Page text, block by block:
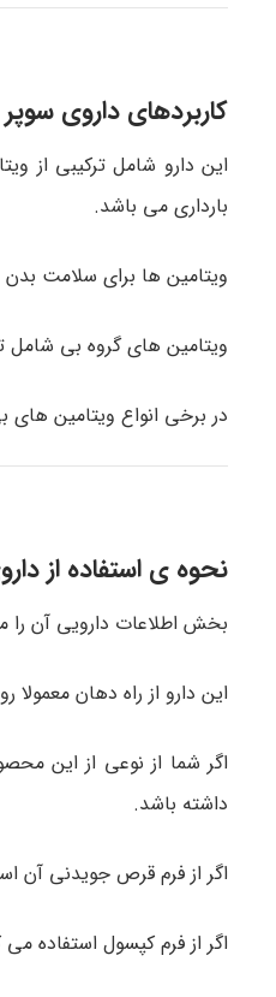
کاربردهای داروی
این دارو شامل ترکیبی از
بارداری می باشد.
ویتامین ها برای سلامت بدن
ویتامین های گروه بی شامل
در برخی انواع ویتامین
نحوه ی استفاده از
بخش اطلاعات دارویی آن را
این دارو از راه دهان معمولا
اگر شما از نوعی از این
داشته باشد.
اگر از فرم قرص جویدنی آن
اگر از فرم کپسول استفاده می